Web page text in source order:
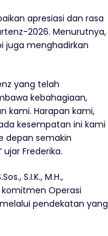
apresiasi dan rasa
2026. Menurutnya,
juga menghadirkan
yang telah
kebahagiaan,
kami. Harapan kami,
kesempatan ini kami
depan semakin
Frederika.
S.I.K., M.H.,
Operasi
pendekatan yang